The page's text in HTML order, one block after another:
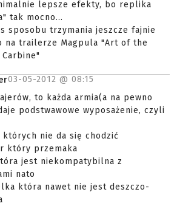
lepsze efekty, bo replika
tak mocno...
sposobu trzymania jeszcze fajnie
na trailerze Magpula "Art of the
03-05-2012 @ 08:15
to każda armia(a na pewno
podstwawowe wyposażenie, czyli
nie da się chodzić
który przemaka
jest niekompatybilna z
nato
która nawet nie jest deszczo-